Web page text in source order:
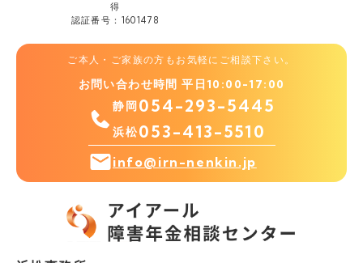
得
認証番号：1601478
ご本人・ご家族の方もお気軽にご相談下さい。
お問い合わせ時間 平日10:00-17:00
静岡054-293-5445
浜松053-413-5510
info@irn-nenkin.jp